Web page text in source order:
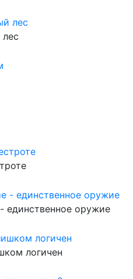
единственное оружие
логичен